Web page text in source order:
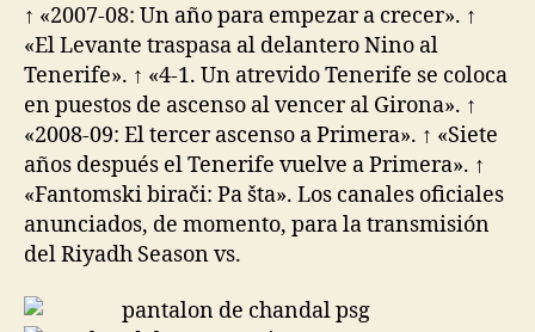
↑ «2007-08: Un año para empezar a crecer». ↑
«El Levante traspasa al delantero Nino al
Tenerife». ↑ «4-1. Un atrevido Tenerife se coloca
en puestos de ascenso al vencer al Girona». ↑
«2008-09: El tercer ascenso a Primera». ↑ «Siete
años después el Tenerife vuelve a Primera». ↑
«Fantomski birači: Pa šta». Los canales oficiales
anunciados, de momento, para la transmisión
del Riyadh Season vs.